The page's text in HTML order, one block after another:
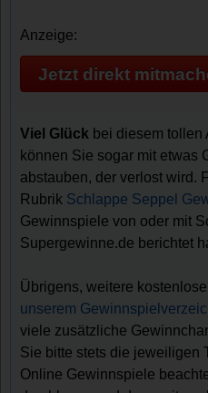
Anzeige:
Jetzt direkt
Viel Glück bei diesem
können Sie sogar mit etwas
abstauben, der verlost wird.
Rubrik Schlappe Seppel
Gewinnspiele von oder mit
Supergewinne.de berichtet
Übrigens, weitere
unserem
viele zusätzliche
Sie bitte stets die jeweiligen
Online Gewinnspiele